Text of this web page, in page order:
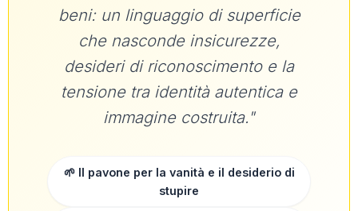
beni: un linguaggio di superficie
che nasconde insicurezze,
desideri di riconoscimento e la
tensione tra identità autentica e
immagine costruita."
🌱 Il pavone per la vanità e il desiderio di
stupire